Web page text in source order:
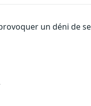
un déni de